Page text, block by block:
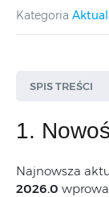
Kategoria
SPIS TREŚCI
1.
Najnowsza
2026.0